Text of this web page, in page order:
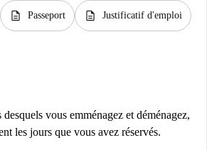
description Passeport description Justificatif d'emploi
vous emménagez et déménagez,
les jours que vous avez réservés.